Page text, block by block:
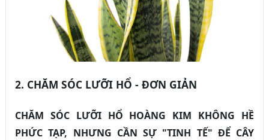
2. CHĂM SÓC LƯỠI HỔ - ĐƠN GIẢN
CHĂM SÓC LƯỠI HỔ HOÀNG KIM KHÔNG HỀ
PHỨC TẠP, NHƯNG CẦN SỰ "TINH TẾ" ĐỂ CÂY